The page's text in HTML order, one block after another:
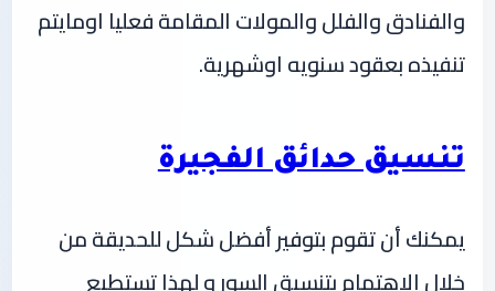
والفنادق والفلل والمولات المقامة فعليا اومايتم
تنفيذه بعقود سنويه اوشهرية.
تنسيق حدائق الفجيرة
يمكنك أن تقوم بتوفير أفضل شكل للحديقة من
خلال الاهتمام بتنسيق السور و لهذا تستطيع